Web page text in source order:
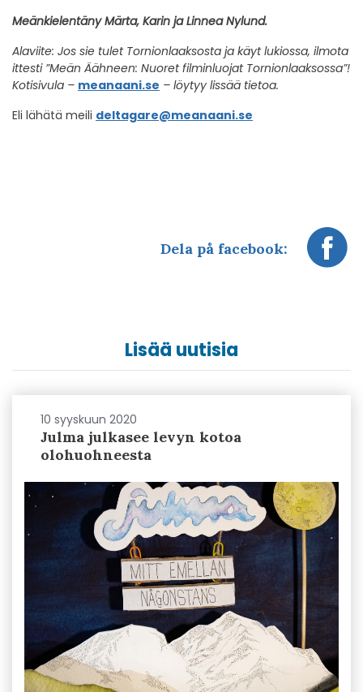
Meänkielentäny Märta, Karin ja Linnea Nylund.
Alaviite: Jos sie tulet Tornionlaaksosta ja käyt lukiossa, ilmota
ittesti ”Meän Äähneen: Nuoret filminluojat Tornionlaaksossa”!
Kotisivula – meanaani.se – löytyy lissää tietoa.
Eli lähätä meili deltagare@meanaani.se
Dela på facebook:
Lisää uutisia
10 syyskuun 2020
Julma julkasee levyn kotoa
olohuohneesta